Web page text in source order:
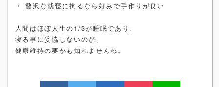
・ 贅沢な就寝に拘るなら好みで手作りが良い
人間はほぼ人生の1/3が睡眠であり、
寝る事に妥協しないのが、
健康維持の要かも知れませんね。